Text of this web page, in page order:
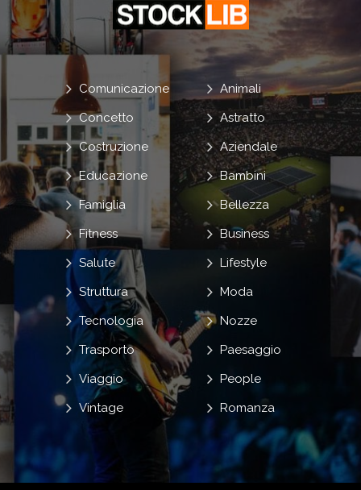
Animali
Astratto
Aziendale
Bambini
Bellezza
Business
Comunicazione
Concetto
Costruzione
Educazione
Famiglia
Fitness
Lifestyle
Moda
Nozze
Paesaggio
People
Romanza
Salute
Struttura
Tecnologia
Trasporto
Viaggio
Vintage